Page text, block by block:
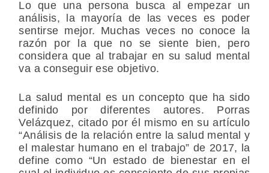
Lo que una persona busca al empezar un
análisis, la mayoría de las veces es poder
sentirse mejor. Muchas veces no conoce la
razón por la que no se siente bien, pero
considera que al trabajar en su salud mental
va a conseguir ese objetivo.
La salud mental es un concepto que ha sido
definido por diferentes autores. Porras
Velázquez, citado por él mismo en su artículo
“Análisis de la relación entre la salud mental y
el malestar humano en el trabajo” de 2017, la
define como “Un estado de bienestar en el